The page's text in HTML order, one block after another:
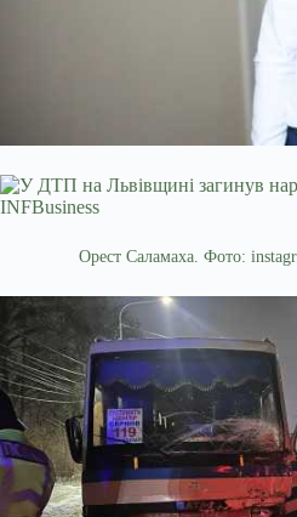
Орест Саламаха. Фото: